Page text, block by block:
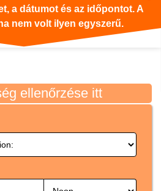
a dátumot és az időpontot. A
nem volt ilyen egyszerű.
ellenőrzése itt